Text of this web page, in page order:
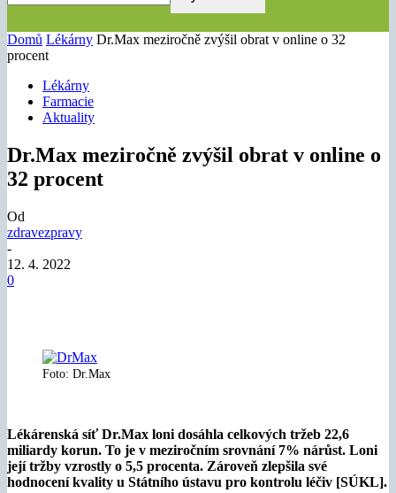
Domů Lékárny Dr.Max meziročně zvýšil obrat v online o 32
procent
Lékárny
Farmacie
Aktuality
Dr.Max meziročně zvýšil obrat v online o
32 procent
Od
zdravezpravy
-
12. 4. 2022
0
Foto: Dr.Max
Lékárenská síť Dr.Max loni dosáhla celkových tržeb 22,6
miliardy korun. To je v meziročním srovnání 7% nárůst. Loni
její tržby vzrostly o 5,5 procenta. Zároveň zlepšila své
hodnocení kvality u Státního ústavu pro kontrolu léčiv [SÚKL].